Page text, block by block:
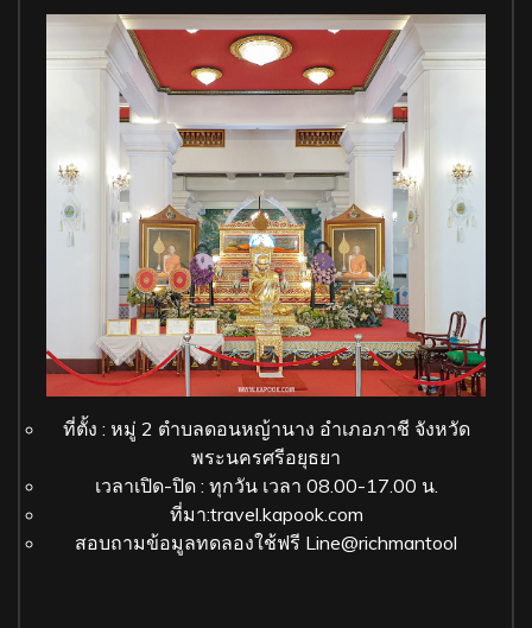
ที่ตั้ง : หมู่ 2 ตำบลดอนหญ้านาง อำเภอภาชี จังหวัด
พระนครศรีอยุธยา
เวลาเปิด-ปิด : ทุกวัน เวลา 08.00-17.00 น.
ที่มา:travel.kapook.com
สอบถามข้อมูลทดลองใช้ฟรี Line@richmantool